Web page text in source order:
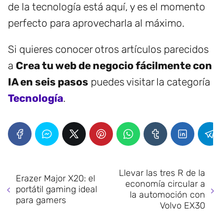
de la tecnología está aquí, y es el momento
perfecto para aprovecharla al máximo.
Si quieres conocer otros artículos parecidos
a Crea tu web de negocio fácilmente con
IA en seis pasos puedes visitar la categoría
Tecnología.
Erazer Major X20: el
portátil gaming ideal
para gamers
Llevar las tres R de la
economía circular a
la automoción con
Volvo EX30